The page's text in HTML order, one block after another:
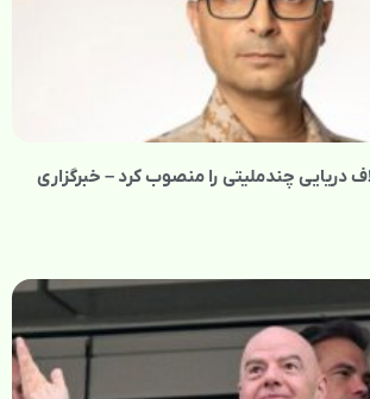
دریایی چندملیتی را منصوب کرد – خبرگزاری